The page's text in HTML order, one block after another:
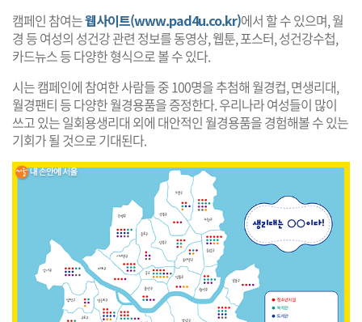
캠페인 참여는웹사이트(www.pad4u.co.kr)에서 할 수 있으며, 월
경 등 여성의 성건강 관련 정보를 동영상, 웹툰, 포스터, 성건강수첩,
카드뉴스 등 다양한 형식으로 볼 수 있다.
시는 캠페인에 참여한 사람들 중 100명을 추첨해 월경컵, 면생리대,
월경팬티 등 다양한 월경용품을 증정한다. 우리나라 여성들이 많이
쓰고 있는 일회용생리대 외에 대안적인 월경용품을 경험해볼 수 있는
기회가 될 것으로 기대된다.